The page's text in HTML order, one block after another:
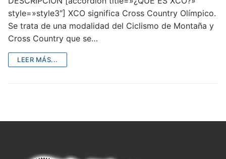
style=»style3″] XCO significa Cross Country Olímpico.
Se trata de una modalidad del Ciclismo de Montaña y
Cross Country que se…
LEER MÁS...